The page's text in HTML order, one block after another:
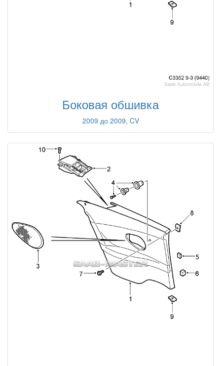
Боковая обшивка
2009 до 2009, CV